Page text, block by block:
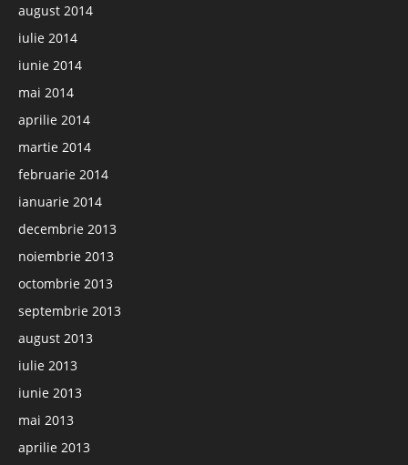
august 2014
iulie 2014
iunie 2014
mai 2014
aprilie 2014
martie 2014
februarie 2014
ianuarie 2014
decembrie 2013
noiembrie 2013
octombrie 2013
septembrie 2013
august 2013
iulie 2013
iunie 2013
mai 2013
aprilie 2013